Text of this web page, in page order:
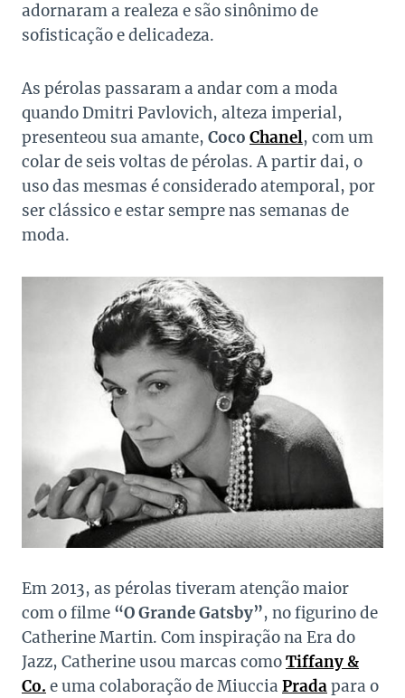
adornaram a realeza e são sinônimo de
sofisticação e delicadeza.
As pérolas passaram a andar com a moda
quando Dmitri Pavlovich, alteza imperial,
presenteou sua amante, Coco Chanel, com um
colar de seis voltas de pérolas. A partir dai, o
uso das mesmas é considerado atemporal, por
ser clássico e estar sempre nas semanas de
moda.
Em 2013, as pérolas tiveram atenção maior
com o filme “O Grande Gatsby”, no figurino de
Catherine Martin. Com inspiração na Era do
Jazz, Catherine usou marcas comoTiffany &
Co. e uma colaboração de Miuccia Pradapara o